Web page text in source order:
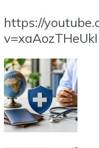
https://
v=xaAozTHeUkI